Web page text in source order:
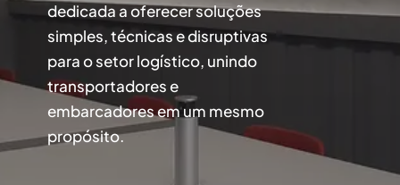
dedicada a oferecer soluções
simples, técnicas e disruptivas
para o setor logístico, unindo
transportadores e
embarcadores em um mesmo
propósito.